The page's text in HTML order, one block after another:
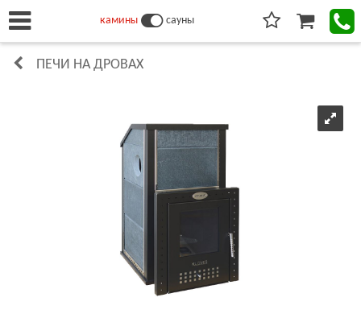
камины сауны
ПЕЧИ НА ДРОВАХ